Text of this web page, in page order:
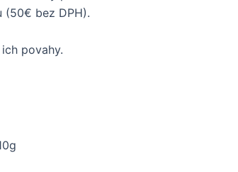
(50€ bez DPH).
povahy.